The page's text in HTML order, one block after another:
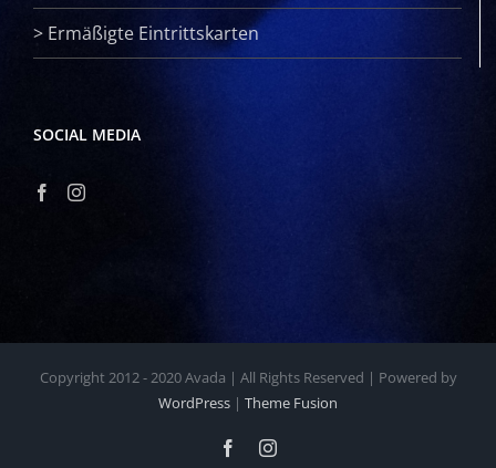
> Ermäßigte Eintrittskarten
SOCIAL MEDIA
Copyright 2012 - 2020 Avada | All Rights Reserved | Powered by
WordPress | Theme Fusion
FacebookInstagram